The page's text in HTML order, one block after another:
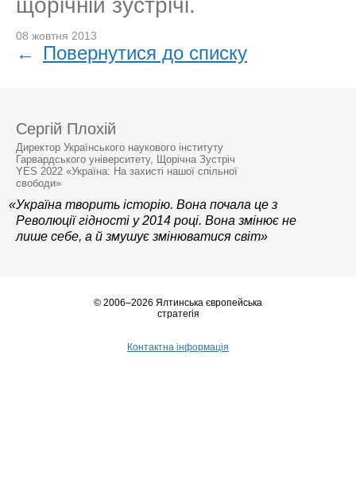
щорічній зустрічі.
08 жовтня 2013
← Повернутися до списку
Сергій Плохій
Директор Українського наукового інституту
Гарвардського університету, Щорічна Зустріч
YES 2022 «Україна: На захисті нашої спільної
свободи»
«Україна творить історію. Вона почала це з
Революції гідності у 2014 році. Вона змінює не
лише себе, а й змушує змінюватися світ»
© 2006–2026 Ялтинська європейська
стратегія
Контактна інформація